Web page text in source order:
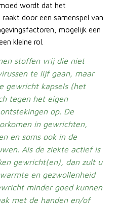
wordt dat het
door een samenspel van
mogelijk een
kleine rol.
stoffen vrij die niet
te lijf gaan, maar
gewricht kapsels (het
tegen het eigen
op. De
in gewrichten,
en soms ook in de
Als de ziekte actief is
gewricht(en), dan zult u
en gezwollenheid
minder goed kunnen
met de handen en/of